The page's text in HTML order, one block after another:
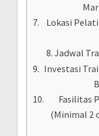
Lokasi
Jadwal
Investasi
Fasilitas
(Minimal 2